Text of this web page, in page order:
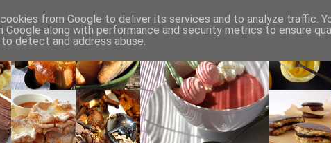
from Google to deliver its services and to analyze traffic.
Google along with performance and security metrics to ensure
detect and address abuse.